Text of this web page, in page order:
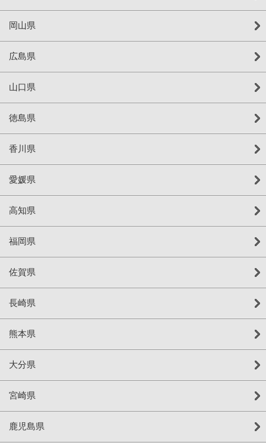
岡山県
広島県
山口県
徳島県
香川県
愛媛県
高知県
福岡県
佐賀県
長崎県
熊本県
大分県
宮崎県
鹿児島県